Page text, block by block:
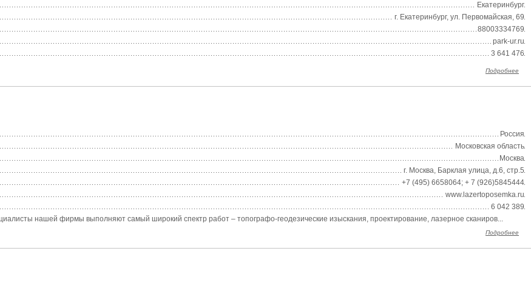
Екатеринбург
г. Екатеринбург, ул. Первомайская, 69
88003334769
park-ur.ru
3 641 476
Подробнее
Россия
Московская область
Москва
г. Москва, Барклая улица, д.6, стр.5
+7 (495) 6658064; + 7 (926)5845444
www.lazertoposemka.ru
6 042 389
нашей фирмы выполняют самый широкий спектр работ – топографо-геодезические изыскания, проектирование, лазерное сканиров...
Подробнее